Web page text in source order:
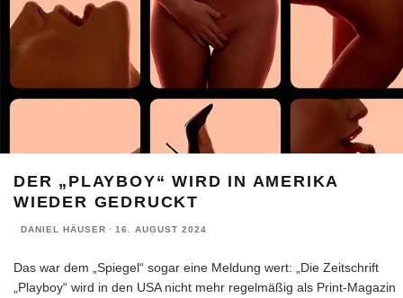
DER „PLAYBOY“ WIRD IN AMERIKA
WIEDER GEDRUCKT
DANIEL HÄUSER · 16. AUGUST 2024
Das war dem „Spiegel“ sogar eine Meldung wert: „Die Zeitschrift
„Playboy“ wird in den USA nicht mehr regelmäßig als Print-Magazin